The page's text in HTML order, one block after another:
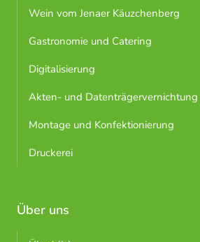
Wein vom Jenaer Käuzchenberg
Gastronomie und Catering
Digitalisierung
Akten- und Datenträgervernichtung
Montage und Konfektionierung
Druckerei
Über uns